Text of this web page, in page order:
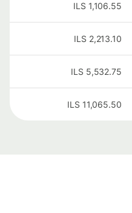
1,106.55
ILS
2,213.10
ILS
5,532.75
ILS
11,065.50
ILS